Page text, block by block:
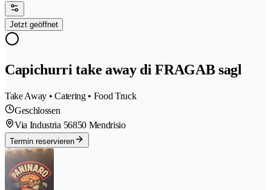
Jetzt geöffnet
Capichurri take away di FRAGAB sagl
Take Away • Catering • Food Truck
Geschlossen
Via Industria 56850 Mendrisio
Termin reservieren